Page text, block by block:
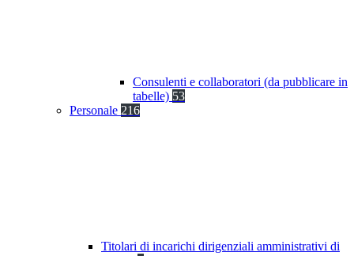
Consulenti e collaboratori (da pubblicare in
tabelle) 53
Personale 216
Titolari di incarichi dirigenziali amministrativi di